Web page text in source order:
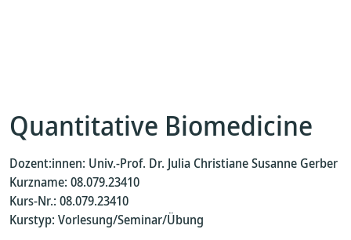
Quantitative Biomedicine
Dozent:innen: Univ.-Prof. Dr. Julia Christiane Susanne Gerber
Kurzname: 08.079.23410
Kurs-Nr.: 08.079.23410
Kurstyp: Vorlesung/Seminar/Übung